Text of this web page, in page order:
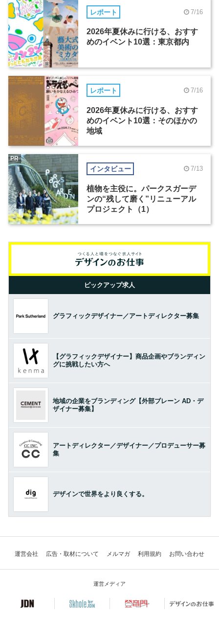
レポート 7/16
2026年夏休みに行ける、おすす
めのイベント10選：東京都内
レポート 7/16
2026年夏休みに行ける、おすす
めのイベント10選：そのほかの
地域
インタビュー 7/13
植物を主役に。パークスガーデ
ンの“残して磨く”リニューアル
プロジェクト（1）
PR
ピックアップ求人
グラフィックデザイナー／アートディレクター募集
【グラフィックデザイナー】商品企画やブランディン
グに挑戦したい方へ
地域の企業をブランディング【外部ブレーン AD・デ
ザイナー募集】
アートディレクター／デザイナー／プロデューサー募
集
デザインで世界をより良くする。
運営会社 広告・取材について メルマガ 利用規約 お問い合わせ
運営メディア